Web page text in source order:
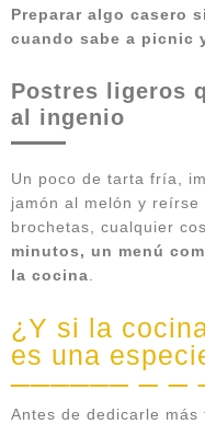
Preparar algo casero
cuando sabe a picnic
Postres ligeros
al ingenio
Un poco de tarta fría,
jamón al melón y reírse
brochetas, cualquier
minutos, un menú
la cocina
¿Y si la
es una
Antes de dedicarle